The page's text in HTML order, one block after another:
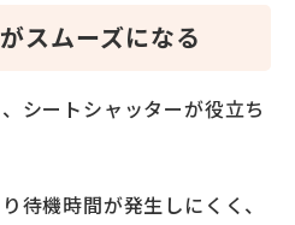
スムーズになる
シートシャッターが役立ち
待機時間が発生しにくく、